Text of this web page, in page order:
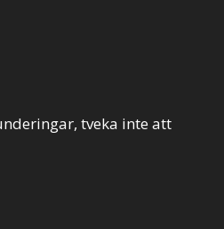
tveka inte att